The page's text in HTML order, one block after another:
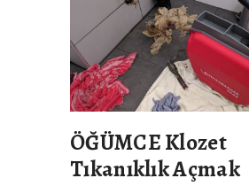
ÖĞÜMCE Klozet
Tıkanıklık Açmak